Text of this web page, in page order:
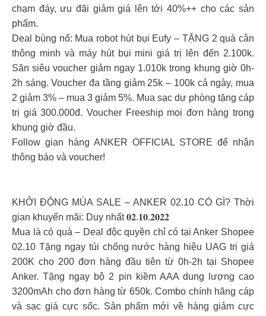
chạm đáy, ưu đãi giảm giá lên tới 40%++ cho các sản
phẩm.
Deal bùng nổ: Mua robot hút bụi Eufy – TẶNG 2 quà cân
thông minh và máy hút bụi mini giá trị lên đến 2.100k.
Săn siêu voucher giảm ngay 1.010k trong khung giờ 0h-
2h sáng. Voucher đa tầng giảm 25k – 100k cả ngày, mua
2 giảm 3% – mua 3 giảm 5%. Mua sạc dự phòng tặng cáp
trị giá 300.000đ. Voucher Freeship mọi đơn hàng trong
khung giờ đầu.
Follow gian hàng ANKER OFFICIAL STORE để nhận
thông báo và voucher!
KHỞI ĐỘNG MÙA SALE – ANKER 02.10 CÓ GÌ? Thời
gian khuyến mãi: Duy nhất 𝟎𝟐.𝟏𝟎.𝟐𝟎𝟐𝟐
Mua là có quà – Deal độc quyền chỉ có tại Anker Shopee
02.10 Tặng ngay túi chống nước hàng hiệu UAG trị giá
200K cho 200 đơn hàng đầu tiên từ 0h-2h tại Shopee
Anker. Tặng ngay bộ 2 pin kiềm AAA dung lượng cao
3200mAh cho đơn hàng từ 650k. Combo chính hãng cáp
và sạc giá cực sốc. Sản phẩm mới về hàng giảm cực